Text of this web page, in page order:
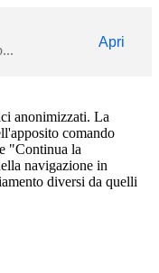
Apri
anonimizzati. La
comando
"Continua la
navigazione in
diversi da quelli